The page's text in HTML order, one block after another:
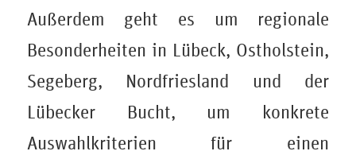
Außerdem geht es um regionale
Besonderheiten in Lübeck, Ostholstein,
Segeberg, Nordfriesland und der
Lübecker Bucht, um konkrete
Auswahlkriterien für einen